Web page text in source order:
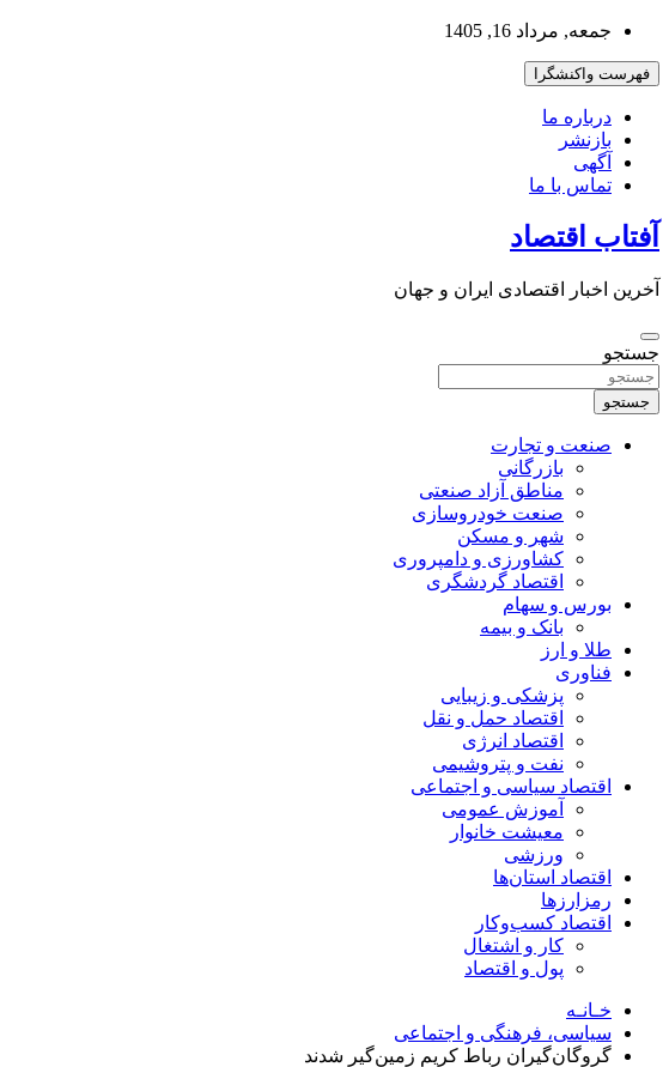
بروید
جمعه, مرداد 16, 1405
فهرست واکنشگرا
درباره ما
بازنشر
آگهی
تماس با ما
آفتاب اقتصاد
آخرین اخبار اقتصادی ایران و جهان
جستجو
جستجو
صنعت و تجارت
بازرگانی
مناطق آزاد صنعتی
صنعت خودروسازی
شهر و مسکن
کشاورزی و دامپروری
اقتصاد گردشگری
بورس و سهام
بانک و بیمه
طلا و ارز
فناوری
پزشکی و زیبایی
اقتصاد حمل و نقل
اقتصاد انرژی
نفت و پتروشیمی
اقتصاد سیاسی و اجتماعی
آموزش عمومی
معیشت خانوار
ورزشی
اقتصاد استان‌ها
رمزارزها
اقتصاد کسب‌و‌کار
کار و اشتغال
پول و اقتصاد
خـانـه
سیاسی، فرهنگی و اجتماعی
گروگان‌گیران رباط کریم زمین‌گیر شدند